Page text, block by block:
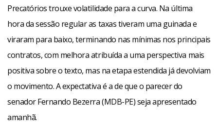
Precatórios trouxe volatilidade para a curva. Na última
hora da sessão regular as taxas tiveram uma guinada e
viraram para baixo, terminando nas mínimas nos principais
contratos, com melhora atribuída a uma perspectiva mais
positiva sobre o texto, mas na etapa estendida já devolviam
o movimento. A expectativa é a de que o parecer do
senador Fernando Bezerra (MDB-PE) seja apresentado
amanhã.